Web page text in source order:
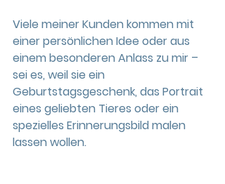
Viele meiner Kunden kommen mit
einer persönlichen Idee oder aus
einem besonderen Anlass zu mir –
sei es, weil sie ein
Geburtstagsgeschenk, das Portrait
eines geliebten Tieres oder ein
spezielles Erinnerungsbild malen
lassen wollen.